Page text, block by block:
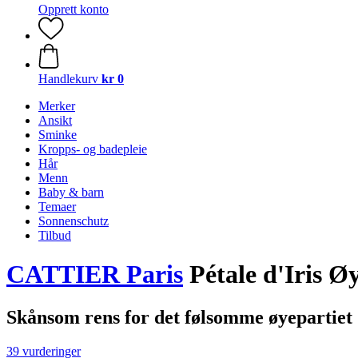
Opprett konto
Handlekurv kr 0
Merker
Ansikt
Sminke
Kropps- og badepleie
Hår
Menn
Baby & barn
Temaer
Sonnenschutz
Tilbud
CATTIER Paris Pétale d'Iris
Skånsom rens for det følsomme øyepartiet
39 vurderinger